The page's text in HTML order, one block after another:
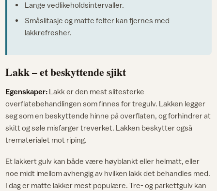
Lange vedlikeholdsintervaller.
Småslitasje og matte felter kan fjernes med
lakkrefresher.
Lakk – et beskyttende sjikt
Egenskaper: Lakk er den mest slitesterke
overflatebehandlingen som finnes for tregulv. Lakken legger
seg som en beskyttende hinne på overflaten, og forhindrer at
skitt og søle misfarger treverket. Lakken beskytter også
trematerialet mot riping.
Et lakkert gulv kan både være høyblankt eller helmatt, eller
noe midt imellom avhengig av hvilken lakk det behandles med.
I dag er matte lakker mest populære. Tre- og parkettgulv kan